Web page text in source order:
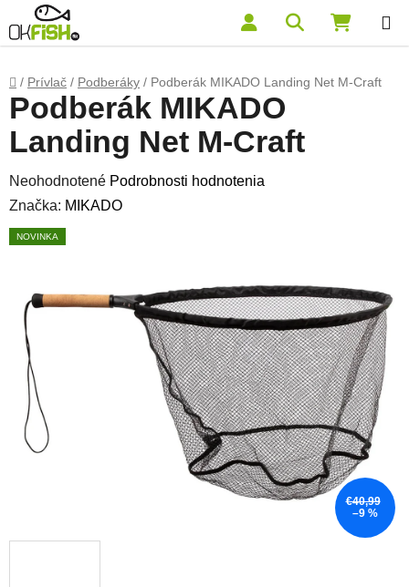
Prejsť na obsah Hľadať
Domov
/ Prívlač / Podberáky / Podberák MIKADO Landing Net M-Craft
Podberák MIKADO
Landing Net M-Craft
Priemerné hodnotenie produktu je 0,0 z 5 hviezdičiek.
Neohodnotené Podrobnosti hodnotenia
Značka: MIKADO
NOVINKA
€40,99
–9 %